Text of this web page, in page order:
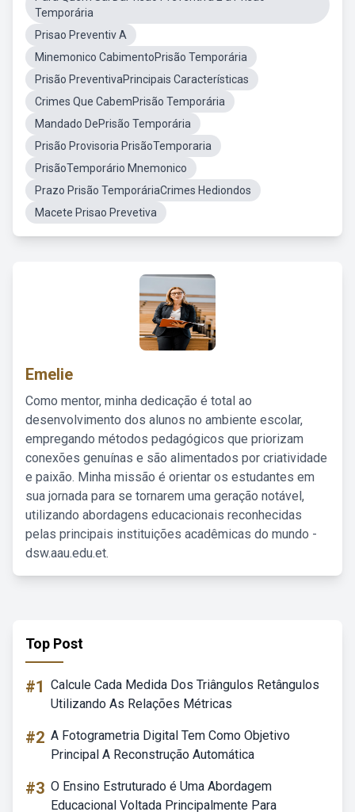
Temporária
Prisao Preventiv A
Minemonico CabimentoPrisão Temporária
Prisão PreventivaPrincipais Características
Crimes Que CabemPrisão Temporária
Mandado DePrisão Temporária
Prisão Provisoria PrisãoTemporaria
PrisãoTemporário Mnemonico
Prazo Prisão TemporáriaCrimes Hediondos
Macete Prisao Prevetiva
Emelie
Como mentor, minha dedicação é total ao
desenvolvimento dos alunos no ambiente escolar,
empregando métodos pedagógicos que priorizam
conexões genuínas e são alimentados por criatividade
e paixão. Minha missão é orientar os estudantes em
sua jornada para se tornarem uma geração notável,
utilizando abordagens educacionais reconhecidas
pelas principais instituições acadêmicas do mundo -
dsw.aau.edu.et.
Top Post
#1 Calcule Cada Medida Dos Triângulos Retângulos
Utilizando As Relações Métricas
#2 A Fotogrametria Digital Tem Como Objetivo
Principal A Reconstrução Automática
#3 O Ensino Estruturado é Uma Abordagem
Educacional Voltada Principalmente Para